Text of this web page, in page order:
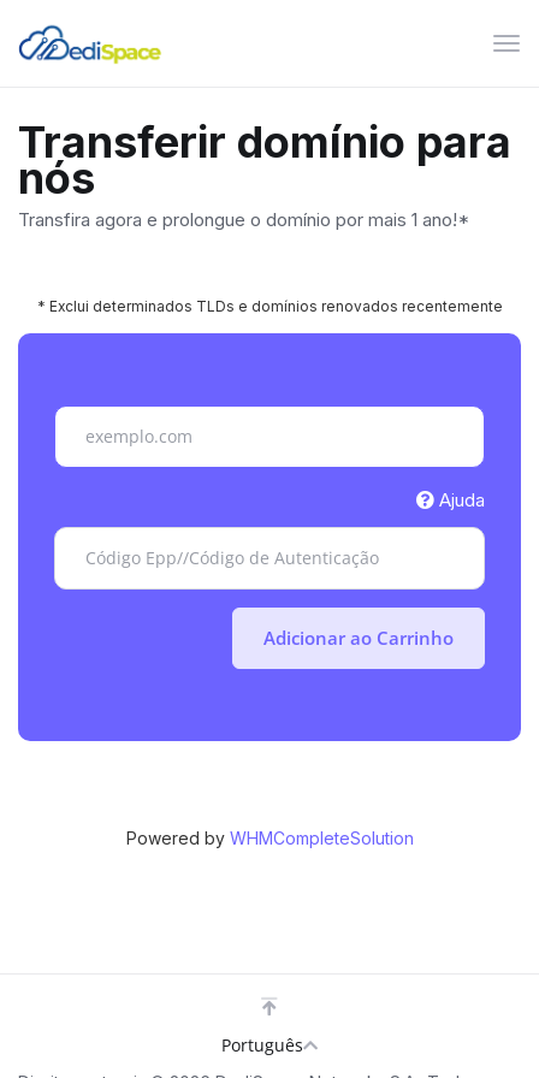
Transferir domínio para
nós
Transfira agora e prolongue o domínio por mais 1 ano!*
Ajuda
Adicionar ao Carrinho
* Exclui determinados TLDs e domínios renovados recentemente
Powered by WHMCompleteSolution
Português